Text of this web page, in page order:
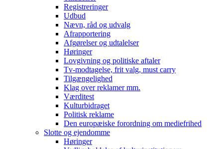
Registreringer
Udbud
Nævn, råd og udvalg
Afrapportering
Afgørelser og udtalelser
Høringer
Lovgivning og politiske aftaler
Tv-modtagelse, frit valg, must carry
Tilgængelighed
Klag over reklamer mm.
Værditest
Kulturbidraget
Politisk reklame
Den europæiske forordning om mediefrihed
Slotte og ejendomme
Høringer